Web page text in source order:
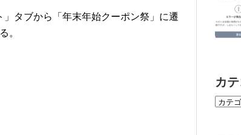
タブから「年末年始クーポン祭」に遷
。
カ